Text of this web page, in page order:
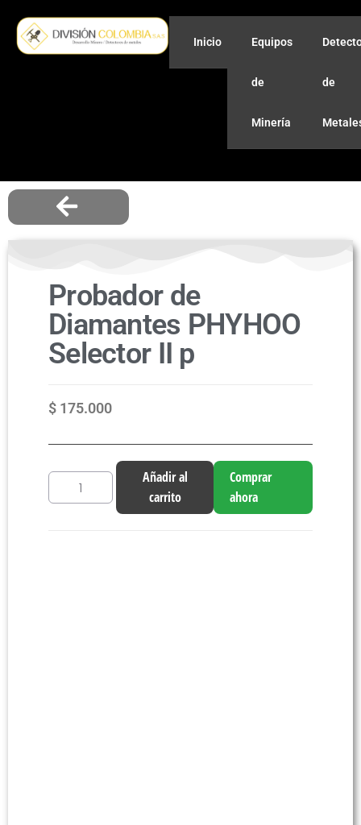
Inicio Equipos
de
Minería
de
Probador de
Diamantes PHYHOO
Selector II p
$ 175.000
Añadir al
carrito
Comprar
ahora